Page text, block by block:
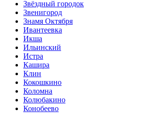
Звёздный городок
Звенигород
Знамя Октября
Ивантеевка
Икша
Ильинский
Истра
Кашира
Клин
Кокошкино
Коломна
Колюбакино
Конобеево